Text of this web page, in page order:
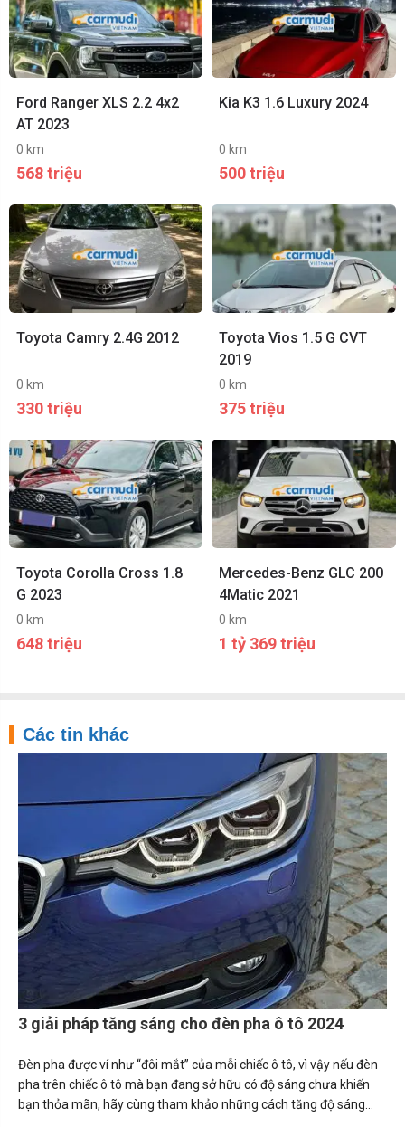
Ford Ranger XLS 2.2 4x2
AT 2023
0 km
568 triệu
Kia K3 1.6 Luxury 2024
0 km
500 triệu
Toyota Camry 2.4G 2012
0 km
330 triệu
Toyota Vios 1.5 G CVT
2019
0 km
375 triệu
Toyota Corolla Cross 1.8
G 2023
0 km
648 triệu
Mercedes-Benz GLC 200
4Matic 2021
0 km
1 tỷ 369 triệu
Các tin khác
3 giải pháp tăng sáng cho đèn pha ô tô 2024
Đèn pha được ví như “đôi mắt” của mỗi chiếc ô tô, vì vậy nếu đèn
pha trên chiếc ô tô mà bạn đang sở hữu có độ sáng chưa khiến
bạn thỏa mãn, hãy cùng tham khảo những cách tăng độ sáng